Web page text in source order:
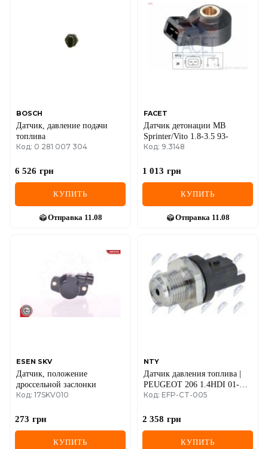
GMC
GREAT WALL
HAVAL
JAGUAR
LANCIA
LEXUS
BOSCH
Датчик, давление подачи
топлива
Код: 0 281 007 304
6 526 грн
КУПИТЬ
Отправка 11.08
FACET
Датчик детонации MB
Sprinter/Vito 1.8-3.5 93-
Код: 9.3148
1 013 грн
КУПИТЬ
Отправка 11.08
ESEN SKV
Датчик, положение
дроссельной заслонки
Код: 17SKV010
273 грн
КУПИТЬ
NTY
Датчик давления топлива |
PEUGEOT 206 1.4HDI 01-
09,307 1.4HDI 01-
03-05
Код: EFP-CT-005
2 358 грн
КУПИТЬ